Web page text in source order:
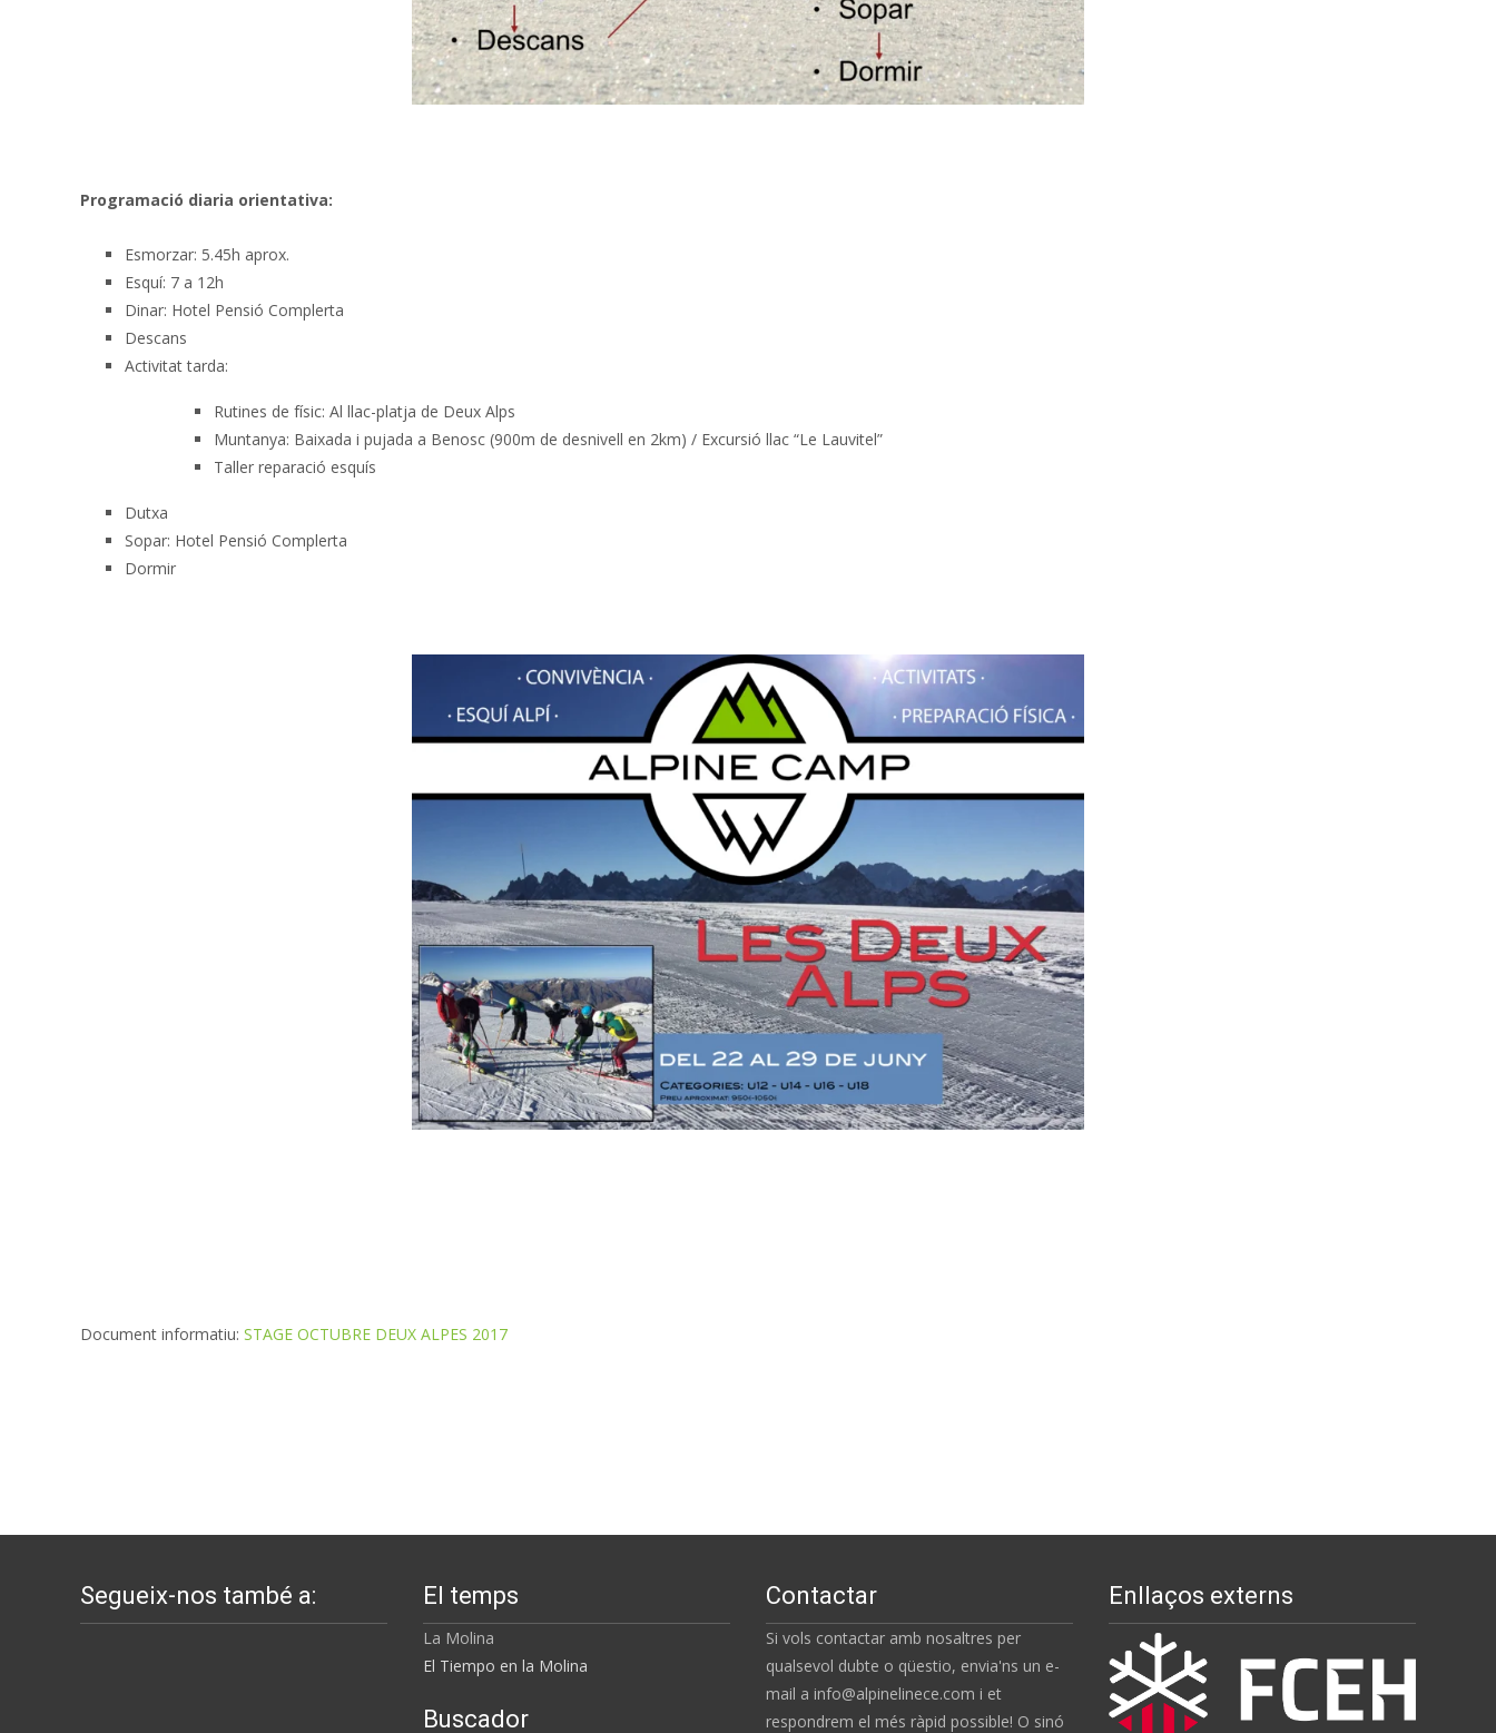
Programació diaria orientativa:
Esmorzar: 5.45h aprox.
Esquí: 7 a 12h
Dinar: Hotel Pensió Complerta
Descans
Activitat tarda:
Rutines de físic: Al llac-platja de Deux Alps
Muntanya: Baixada i pujada a Benosc (900m de desnivell en 2km) / Excursió llac “Le Lauvitel”
Taller reparació esquís
Dutxa
Sopar: Hotel Pensió Complerta
Dormir
Document informatiu: STAGE OCTUBRE DEUX ALPES 2017
Segueix-nos també a: El temps
La Molina
El Tiempo en la Molina
Contactar
Si vols contactar amb nosaltres per
qualsevol dubte o qüestio, envia'ns un e-
mail a info@alpinelinece.com i et
respondrem el més ràpid possible! O sinó
Enllaços externs
Buscador